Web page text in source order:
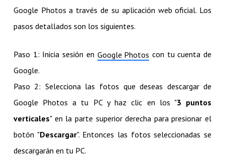
Google Photos a través de su aplicación web oficial. Los
pasos detallados son los siguientes.
Paso 1: Inicia sesión en Google Photos con tu cuenta de
Google.
Paso 2: Selecciona las fotos que deseas descargar de
Google Photos a tu PC y haz clic en los "3 puntos
verticales" en la parte superior derecha para presionar el
botón "Descargar". Entonces las fotos seleccionadas se
descargarán en tu PC.